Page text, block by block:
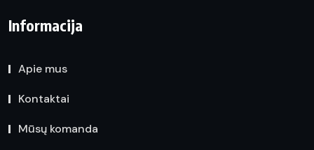
Informacija
Apie mus
Kontaktai
Mūsų komanda